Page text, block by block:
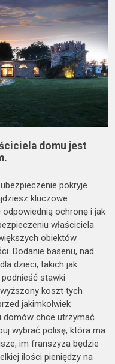
domu jest
pokryje
kluczowe
ochronę i jak
właściciela
obiektów
Dodanie basenu, nad
dzieci, takich jak
stawki
koszt tych
jakimkolwiek
domów chce utrzymać
wybrać polisę, która ma
im franszyza będzie
ilości pieniędzy na